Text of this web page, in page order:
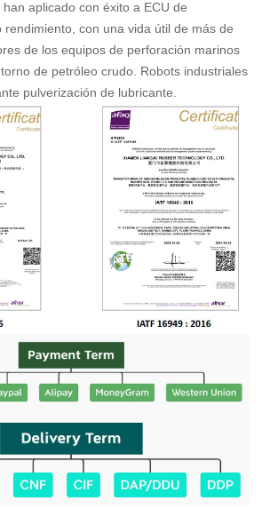
aplicado con éxito a ECU de
rendimiento, con una vida útil de más de
de los equipos de perforación marinos
de petróleo crudo. Robots industriales
pulverización de lubricante.